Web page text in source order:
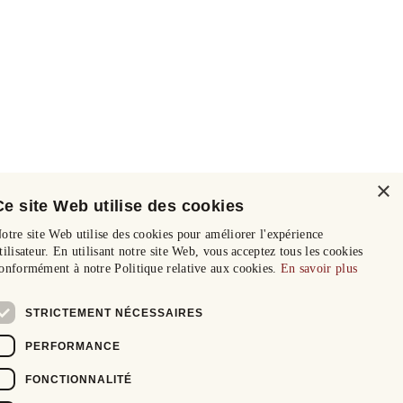
×
site Web utilise des cookies
site Web utilise des cookies pour améliorer l'expérience
En utilisant notre site Web, vous acceptez tous les cookies
à notre Politique relative aux cookies. En savoir plus
STRICTEMENT NÉCESSAIRES
PERFORMANCE
FONCTIONNALITÉ